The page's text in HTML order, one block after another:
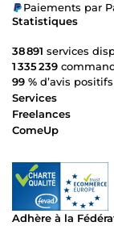
Paiements par
Statistiques
38 891 services
1 335 239
99 % d’avis positifs
Services
Freelances
ComeUp
Adhère à la